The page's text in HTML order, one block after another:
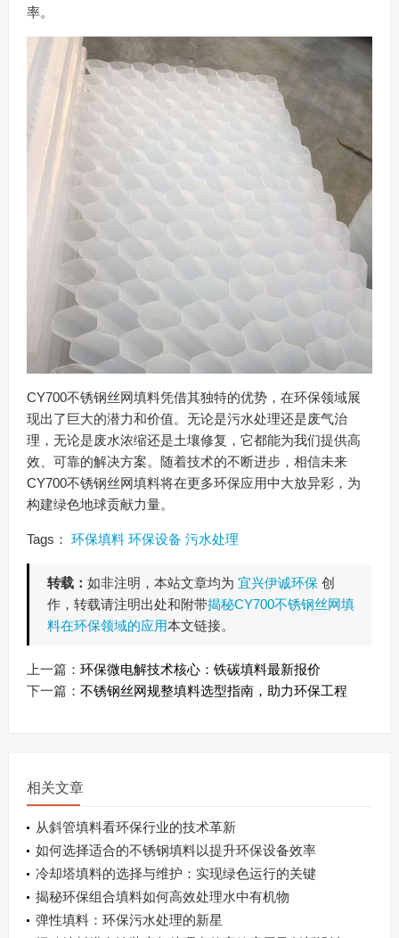
率。
CY700不锈钢丝网填料凭借其独特的优势，在环保领域展
现出了巨大的潜力和价值。无论是污水处理还是废气治
理，无论是废水浓缩还是土壤修复，它都能为我们提供高
效、可靠的解决方案。随着技术的不断进步，相信未来
CY700不锈钢丝网填料将在更多环保应用中大放异彩，为
构建绿色地球贡献力量。
Tags： 环保填料 环保设备 污水处理
转载： 如非注明，本站文章均为 宜兴伊诚环保 创
作，转载请注明出处和附带揭秘CY700不锈钢丝网填
料在环保领域的应用本文链接。
上一篇： 环保微电解技术核心：铁碳填料最新报价
下一篇： 不锈钢丝网规整填料选型指南，助力环保工程
相关文章
从斜管填料看环保行业的技术革新
如何选择适合的不锈钢填料以提升环保设备效率
冷却塔填料的选择与维护：实现绿色运行的关键
揭秘环保组合填料如何高效处理水中有机物
弹性填料：环保污水处理的新星